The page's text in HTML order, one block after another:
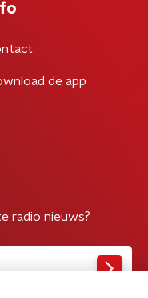
de app
radio nieuws?